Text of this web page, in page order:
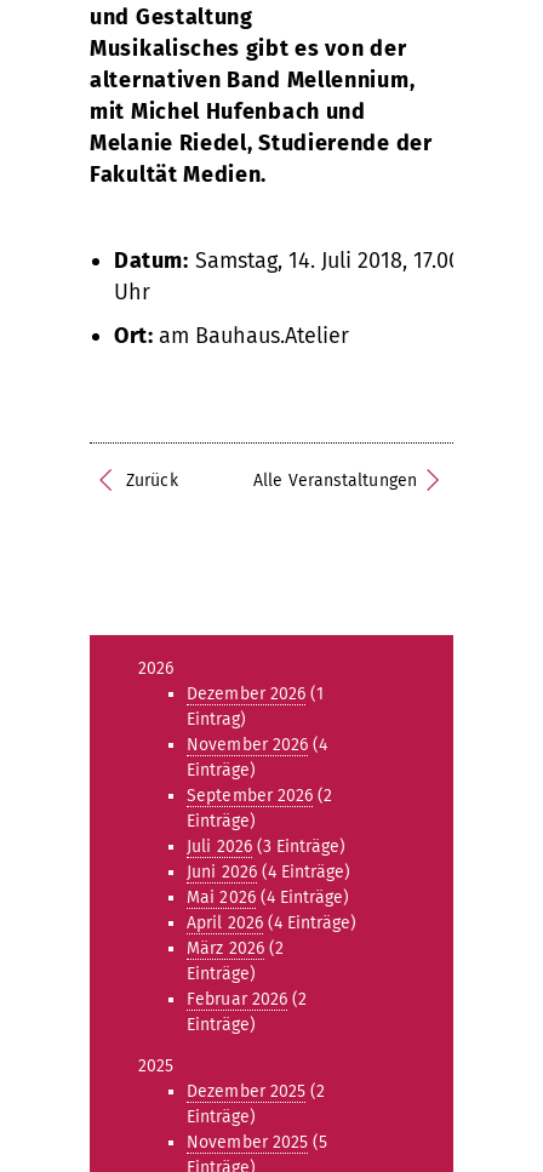
und Gestaltung
Musikalisches gibt es von der
alternativen Band Mellennium,
mit Michel Hufenbach und
Melanie Riedel, Studierende der
Fakultät Medien.
Datum: Samstag, 14. Juli 2018, 17.00
Uhr
Ort: am Bauhaus.Atelier
Zurück Alle Veranstaltungen
2026
Dezember 2026 (1
Eintrag)
November 2026 (4
Einträge)
September 2026 (2
Einträge)
Juli 2026(3 Einträge)
Juni 2026(4 Einträge)
Mai 2026(4 Einträge)
April 2026 (4 Einträge)
März 2026(2
Einträge)
Februar 2026 (2
Einträge)
2025
Dezember 2025 (2
Einträge)
November 2025 (5
Einträge)